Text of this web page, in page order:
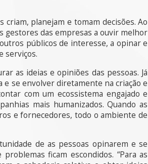
criam, planejam e tomam decisões. Ao
gestores das empresas a ouvir melhor
públicos de interesse, a opinar e
serviços.
as ideias e opiniões das pessoas. Já
se envolver diretamente na criação e
com um ecossistema engajado e
mais humanizados. Quando as
e fornecedores, todo o ambiente de
de as pessoas opinarem e se
ficam escondidos. “Para as